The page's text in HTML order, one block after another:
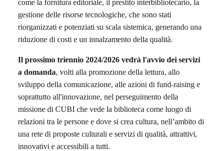
come la fornitura editoriale, il prestito interbibliotecario, la
gestione delle risorse tecnologiche, che sono stati
riorganizzati e potenziati su scala sistemica, generando una
riduzione di costi e un innalzamento della qualità.
Il prossimo triennio 2024/2026 vedrà l'avvio dei servizi
a domanda, volti alla promozione della lettura, allo
sviluppo della comunicazione, alle azioni di fund-raising e
soprattutto all'innovazione, nel perseguimento della
missione di CUBI che vede la biblioteca come luogo di
relazioni tra le persone e dove si crea cultura, nell’ambito di
una rete di proposte culturali e servizi di qualità, attrattivi,
innovativi e accessibili a tutti.